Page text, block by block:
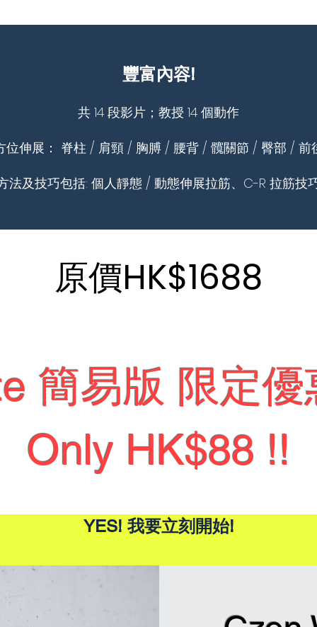
豐富內容!
共 14 段影片；教授 14 個動作
位伸展： 脊柱 / 肩頸 / 胸膊 / 腰背 / 髖關節 / 臀部 / 前
法及技巧包括: 個人靜態 / 動態伸展拉筋、C-R 拉筋技
原價HK$1688
簡易版 限定優
Only HK$88 !!
YES! 我要立刻開始!